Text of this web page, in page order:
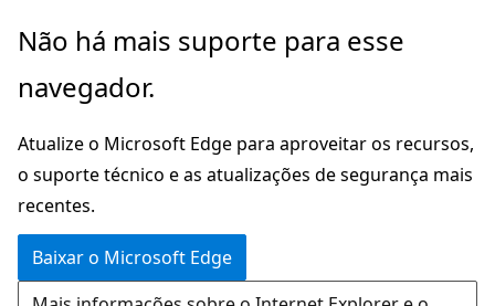
Pular
o
principal
Não há mais suporte para esse
navegador.
Atualize o Microsoft Edge para aproveitar os recursos,
o suporte técnico e as atualizações de segurança mais
recentes.
Baixar o Microsoft Edge